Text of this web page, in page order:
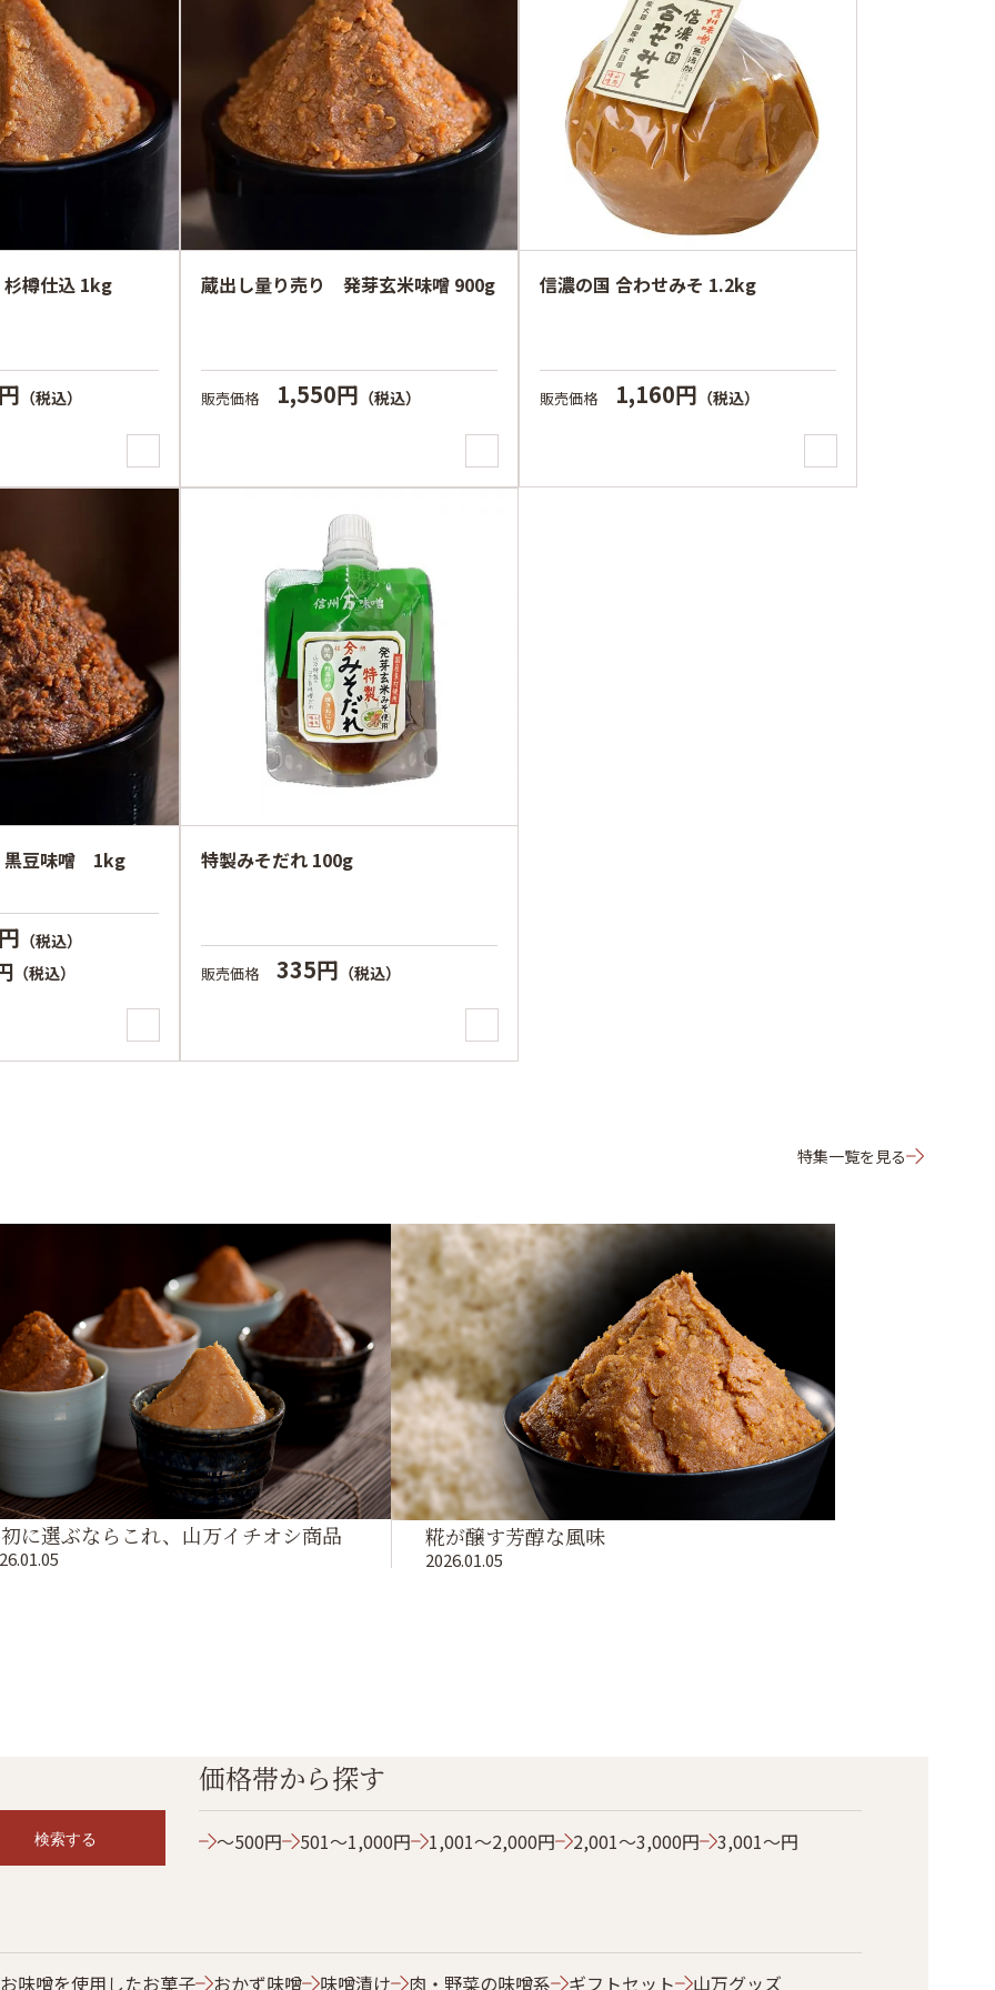
樽仕込 1kg
（税込）
蔵出し量り売り 発芽玄米味噌 900g
販売価格 1,550円 （税込）
信濃の国 合わせみそ 1.2kg
販売価格 1,160円 （税込）
黒豆味噌 1kg
（税込）
（税込）
特製みそだれ 100g
販売価格 335円 （税込）
特集一覧を見る
に選ぶならこれ、山万イチオシ商品 糀が醸す芳醇な風味
2026.01.05
検索する
価格帯から探す
～500円 501～1,000円 1,001～2,000円 2,001～3,000円 3,001～円
お味噌を使用したお菓子 おかず味噌 味噌漬け 肉・野菜の味噌系 ギフトセット 山万グッズ